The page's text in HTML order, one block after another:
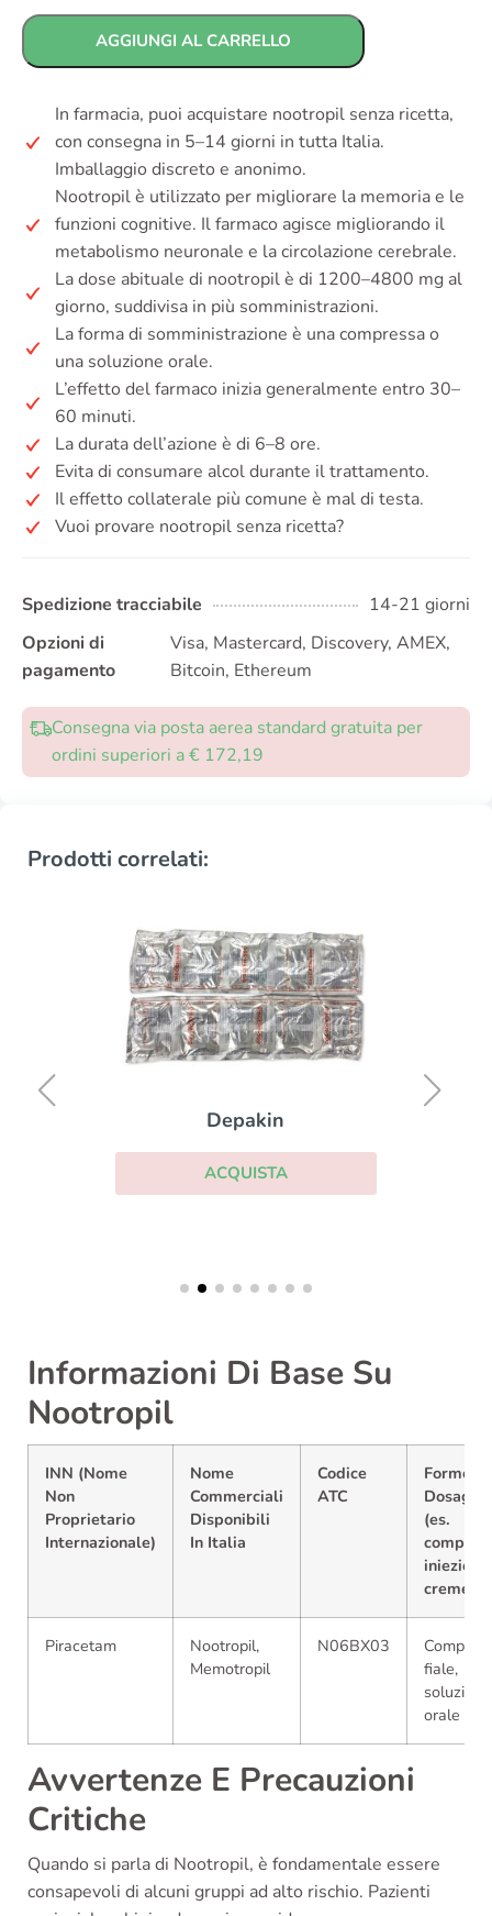
AGGIUNGI AL CARRELLO
In farmacia, puoi acquistare nootropil senza ricetta,
con consegna in 5–14 giorni in tutta Italia.
Imballaggio discreto e anonimo.
Nootropil è utilizzato per migliorare la memoria e le
funzioni cognitive. Il farmaco agisce migliorando il
metabolismo neuronale e la circolazione cerebrale.
La dose abituale di nootropil è di 1200–4800 mg al
giorno, suddivisa in più somministrazioni.
La forma di somministrazione è una compressa o
una soluzione orale.
L’effetto del farmaco inizia generalmente entro 30–
60 minuti.
La durata dell’azione è di 6–8 ore.
Evita di consumare alcol durante il trattamento.
Il effetto collaterale più comune è mal di testa.
Vuoi provare nootropil senza ricetta?
Spedizione tracciabile
14-21 giorni
Opzioni di
pagamento
Visa, Mastercard, Discovery, AMEX,
Bitcoin, Ethereum
Consegna via posta aerea standard gratuita per
ordini superiori a € 172,19
Prodotti correlati:
Depakin
ACQUISTA
Informazioni Di Base Su
Nootropil
INN (Nome
Non
Proprietario
Internazionale)
Nome
Commerciali
Disponibili
In Italia
Codice
ATC
Forme E
Dosaggi
(es.
iniezioni,
creme)
Piracetam
Nootropil,
Memotropil
N06BX03
fiale,
soluzione
orale
Avvertenze E Precauzioni
Critiche
Quando si parla di Nootropil, è fondamentale essere
consapevoli di alcuni gruppi ad alto rischio. Pazienti